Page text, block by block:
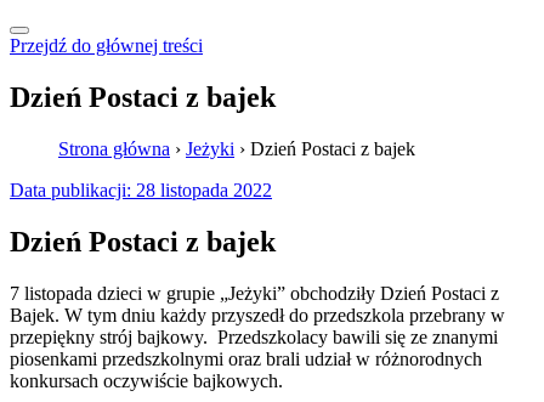
Przejdź do głównej treści
Dzień Postaci z bajek
Strona główna › Jeżyki › Dzień Postaci z bajek
Data publikacji: 28 listopada 2022
Dzień Postaci z bajek
7 listopada dzieci w grupie „Jeżyki” obchodziły Dzień Postaci z
Bajek. W tym dniu każdy przyszedł do przedszkola przebrany w
przepiękny strój bajkowy. Przedszkolacy bawili się ze znanymi
piosenkami przedszkolnymi oraz brali udział w różnorodnych
konkursach oczywiście bajkowych.